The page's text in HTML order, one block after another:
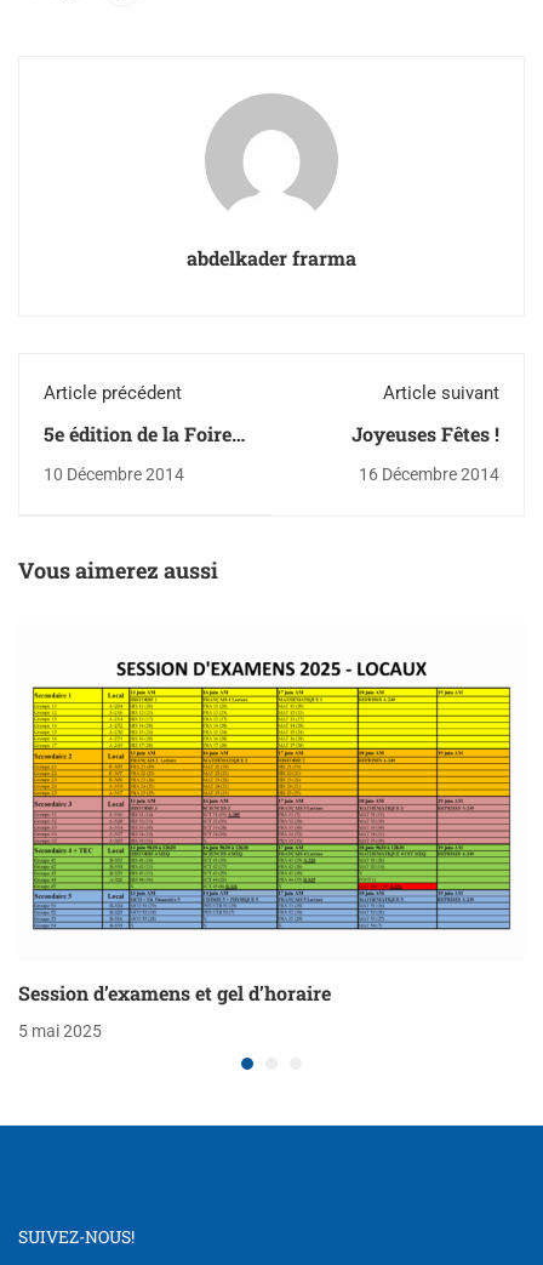
abdelkader frarma
Article précédent
5e édition de la Foire
10 Décembre 2014
Article suivant
Joyeuses Fêtes !
16 Décembre 2014
Vous aimerez aussi
Session d’examens et gel d’horaire
5 mai 2025
SUIVEZ-NOUS!